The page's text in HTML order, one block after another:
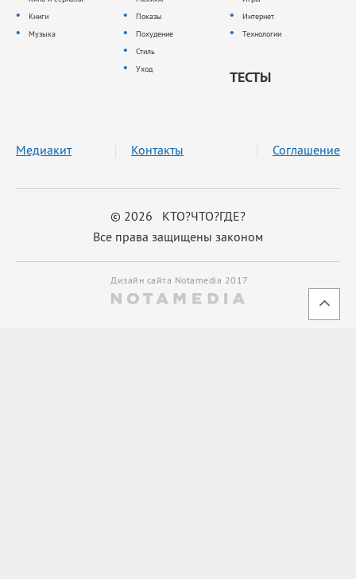
Книги
Музыка
Показы
Похудение
Стиль
Уход
Интернет
Технологии
ТЕСТЫ
© 2026 КТО?ЧТО?ГДЕ?
Все права защищены законом
Медиакит Контакты Соглашение
Дизайн сайта Notamedia 2017